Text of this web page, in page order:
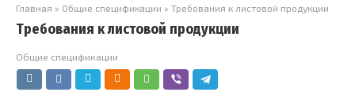
Главная » Общие спецификации » Требования к листовой продукции
Требования к листовой продукции
Общие спецификации